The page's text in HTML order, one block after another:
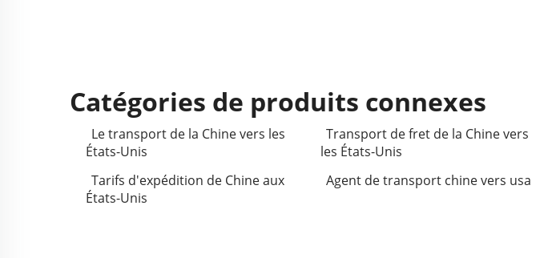
Catégories de produits connexes
Le transport de la Chine vers les
États-Unis
Transport de fret de la Chine vers
les États-Unis
Tarifs d'expédition de Chine aux
États-Unis
Agent de transport chine vers usa